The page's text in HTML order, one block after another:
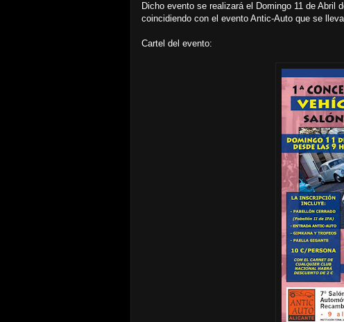
Dicho evento se realizará el Domingo 11 de
coincidiendo con el evento Antic-Auto que se
Cartel del evento: